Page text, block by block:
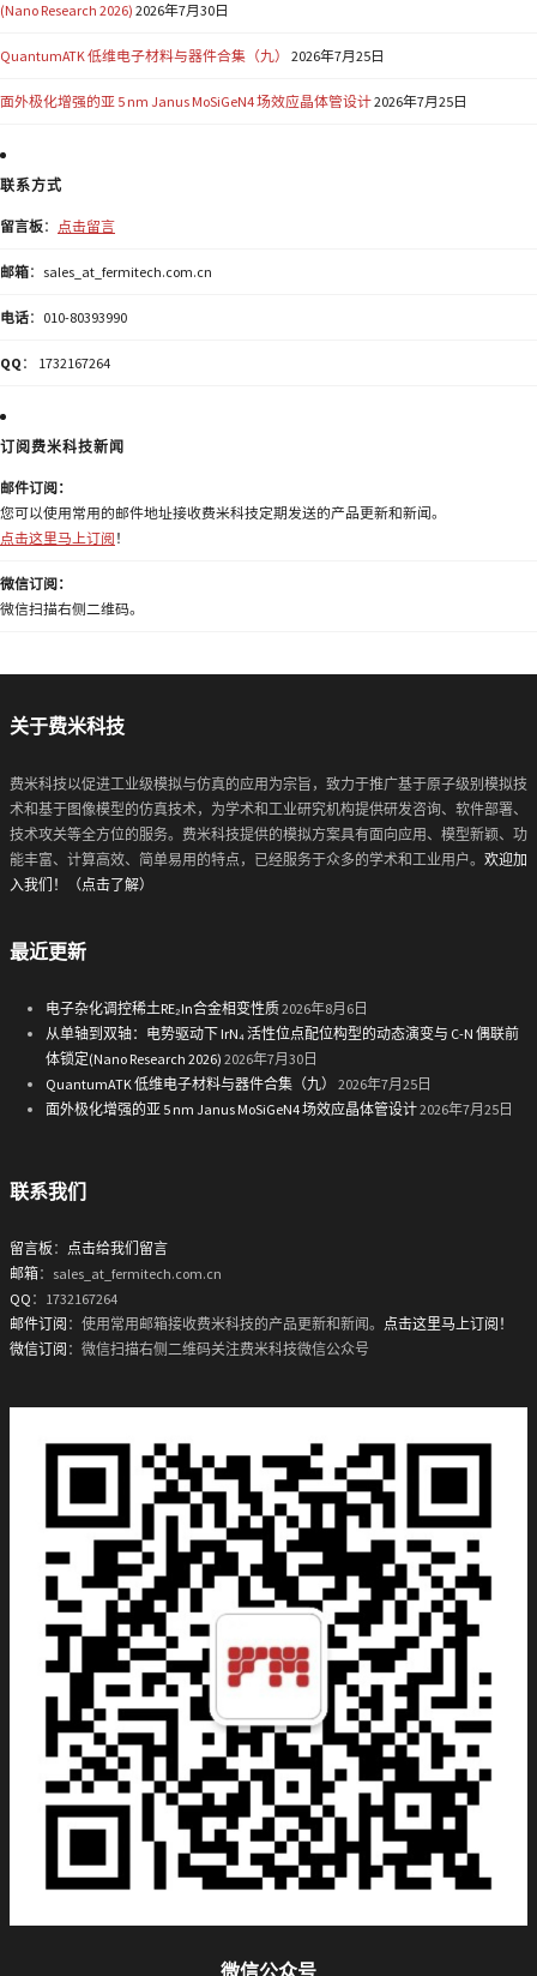
(Nano Research 2026) 2026年7月30日
QuantumATK 低维电子材料与器件合集（九） 2026年7月25日
面外极化增强的亚 5 nm Janus MoSiGeN4 场效应晶体管设计2026年7月25日
联系方式
留言板： 点击留言
邮箱：sales_at_fermitech.com.cn
电话：010-80393990
QQ ： 1732167264
订阅费米科技新闻
邮件订阅：
您可以使用常用的邮件地址接收费米科技定期发送的产品更新和新闻。
点击这里马上订阅 ！
微信订阅：
微信扫描右侧二维码。
关于费米科技
费米科技以促进工业级模拟与仿真的应用为宗旨，致力于推广基于原子级别模拟技
术和基于图像模型的仿真技术，为学术和工业研究机构提供研发咨询、软件部署、
技术攻关等全方位的服务。费米科技提供的模拟方案具有面向应用、模型新颖、功
能丰富、计算高效、简单易用的特点，已经服务于众多的学术和工业用户。 欢迎加
入我们！（点击了解）
最近更新
电子杂化调控稀土RE₂In合金相变性质2026年8月6日
从单轴到双轴：电势驱动下 IrN₄ 活性位点配位构型的动态演变与 C-N 偶联前
体锁定(Nano Research 2026) 2026年7月30日
QuantumATK 低维电子材料与器件合集（九）
2026年7月25日
面外极化增强的亚 5 nm Janus MoSiGeN4 场效应晶体管设计2026年7月25日
联系我们
留言板 ： 点击给我们留言
邮箱：sales_at_fermitech.com.cn
QQ ：1732167264
邮件订阅 ：使用常用邮箱接收费米科技的产品更新和新闻。 点击这里马上订阅！
微信订阅 ：微信扫描右侧二维码关注费米科技微信公众号